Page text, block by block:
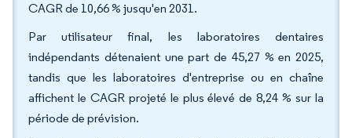
CAGR de 10,66 % jusqu'en 2031.
Par utilisateur final, les laboratoires dentaires
indépendants détenaient une part de 45,27 % en 2025,
tandis que les laboratoires d'entreprise ou en chaîne
affichent le CAGR projeté le plus élevé de 8,24 % sur la
période de prévision.